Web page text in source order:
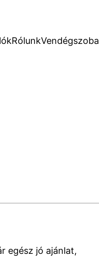
RólunkVendégszoba
egész jó ajánlat,